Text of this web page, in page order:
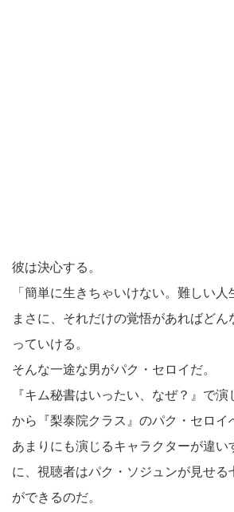
彼は決心する。
「簡単に生きちゃいけない。難しい人
まさに、それだけの覚悟があればど
っていける。
そんな一途な男がパク・セロイだ。
『キム秘書はいったい、なぜ？』で
から『梨泰院クラス』のパク・セロ
あまりにも演じるキャラクターが違い
に、視聴者はパク・ソジュンが見せる
ができるのだ。